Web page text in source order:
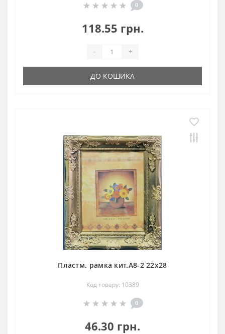
0
118.55 грн.
- +
ДО КОШИКА
Пластм. рамка кит.А8-2 22х28
Код товару: 10389
0
46.30 грн.